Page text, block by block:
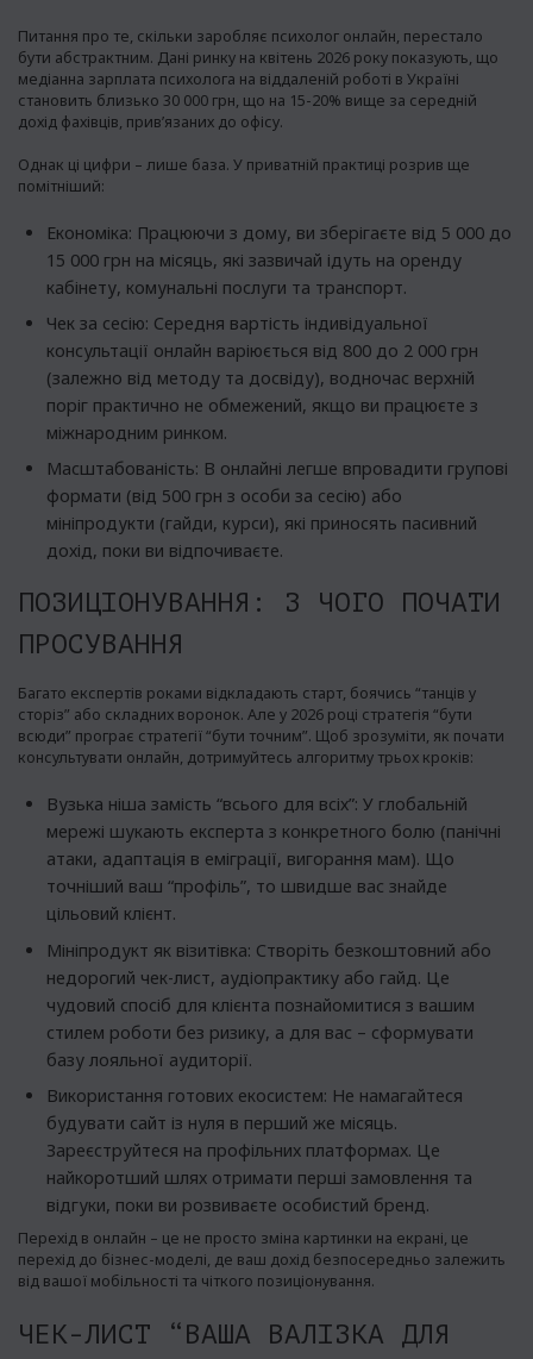
Питання про те, скільки заробляє психолог онлайн, перестало
бути абстрактним. Дані ринку на квітень 2026 року показують, що
медіанна зарплата психолога на віддаленій роботі в Україні
становить близько 30 000 грн, що на 15-20% вище за середній
дохід фахівців, прив’язаних до офісу.
Однак ці цифри – лише база. У приватній практиці розрив ще
помітніший:
Економіка: Працюючи з дому, ви зберігаєте від 5 000 до
15 000 грн на місяць, які зазвичай ідуть на оренду
кабінету, комунальні послуги та транспорт.
Чек за сесію: Середня вартість індивідуальної
консультації онлайн варіюється від 800 до 2 000 грн
(залежно від методу та досвіду), водночас верхній
поріг практично не обмежений, якщо ви працюєте з
міжнародним ринком.
Масштабованість: В онлайні легше впровадити групові
формати (від 500 грн з особи за сесію) або
мініпродукти (гайди, курси), які приносять пасивний
дохід, поки ви відпочиваєте.
ПОЗИЦІОНУВАННЯ: З ЧОГО ПОЧАТИ
ПРОСУВАННЯ
Багато експертів роками відкладають старт, боячись “танців у
сторіз” або складних воронок. Але у 2026 році стратегія “бути
всюди” програє стратегії “бути точним”. Щоб зрозуміти, як почати
консультувати онлайн, дотримуйтесь алгоритму трьох кроків:
Вузька ніша замість “всього для всіх”: У глобальній
мережі шукають експерта з конкретного болю (панічні
атаки, адаптація в еміграції, вигорання мам). Що
точніший ваш “профіль”, то швидше вас знайде
цільовий клієнт.
Мініпродукт як візитівка: Створіть безкоштовний або
недорогий чек-лист, аудіопрактику або гайд. Це
чудовий спосіб для клієнта познайомитися з вашим
стилем роботи без ризику, а для вас – сформувати
базу лояльної аудиторії.
Використання готових екосистем: Не намагайтеся
будувати сайт із нуля в перший же місяць.
Зареєструйтеся на профільних платформах. Це
найкоротший шлях отримати перші замовлення та
відгуки, поки ви розвиваєте особистий бренд.
Перехід в онлайн – це не просто зміна картинки на екрані, це
перехід до бізнес-моделі, де ваш дохід безпосередньо залежить
від вашої мобільності та чіткого позиціонування.
ЧЕК-ЛИСТ “ВАША ВАЛІЗКА ДЛЯ